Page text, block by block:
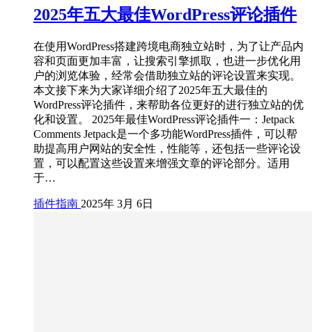
2025年五大最佳WordPress评论插件
在使用WordPress搭建跨境电商独立站时，为了让产品内
容和页面更加丰富，让搜索引擎抓取，也进一步优化用
户的浏览体验，经常会借助独立站的评论设置来实现。
本文接下来为大家详细介绍了2025年五大最佳的
WordPress评论插件，来帮助各位更好的进行独立站的优
化和设置。 2025年最佳WordPress评论插件一：Jetpack
Comments Jetpack是一个多功能WordPress插件，可以帮
助提高用户网站的安全性，性能等，还包括一些评论设
置，可以配置这些设置来增强文章的评论部分。适用
于…
插件指南 2025年 3月 6日